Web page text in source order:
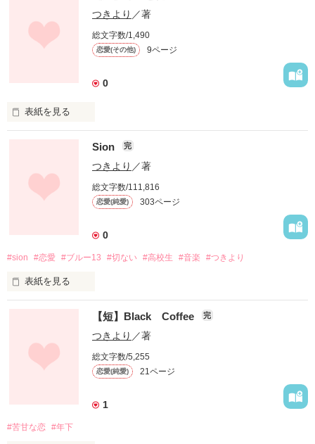
つきより ／著
総文字数/1,490
恋愛(その他) 9ページ
0
表紙を見る
このまま時が止まればいい。
そう思った――――。
Sion 完
つきより ／著
総文字数/111,816
恋愛(純愛) 303ページ
0
#sion #恋愛 #ブルー13 #切ない #高校生 #音楽 #つきより
表紙を見る
流れてくるメロディーが心を揺さぶる。
どうしてこの声は出ないんだろう。
【短】Black Coffee 完
つきより ／著
総文字数/5,255
恋愛(純愛) 21ページ
1
#苦甘な恋 #年下